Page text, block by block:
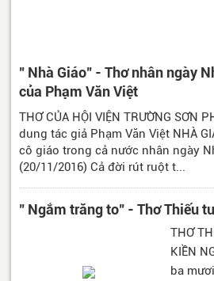
" Nhà Giáo" - Thơ nhân ngày
của Phạm Văn Việt
THƠ CỦA HỘI VIỆN TRƯỜNG SƠN
dung tác giả Phạm Văn Việt NHÀ
cô giáo trong cả nước nhân ngày
(20/11/2016) Cả đời rút ruột t...
" Ngắm trăng to" - Thơ Thiếu
THƠ
KIỀN
ba